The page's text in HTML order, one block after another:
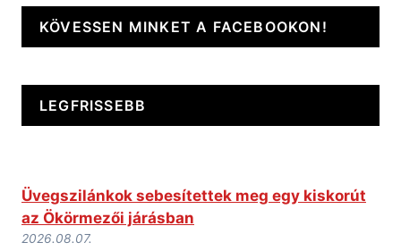
KÖVESSEN MINKET A FACEBOOKON!
LEGFRISSEBB
Üvegszilánkok sebesítettek meg egy kiskorút
az Ökörmezői járásban
2026.08.07.